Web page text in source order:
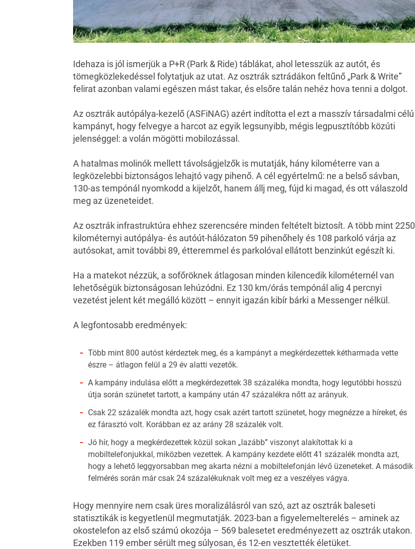
Idehaza is jól ismerjük a P+R (Park & Ride) táblákat, ahol letesszük az autót, és
tömegközlekedéssel folytatjuk az utat. Az osztrák sztrádákon feltűnő „Park & Write”
felirat azonban valami egészen mást takar, és elsőre talán nehéz hova tenni a dolgot.
Az osztrák autópálya-kezelő (ASFiNAG) azért indította el ezt a masszív társadalmi célú
kampányt, hogy felvegye a harcot az egyik legsunyibb, mégis legpusztítóbb közúti
jelenséggel: a volán mögötti mobilozással.
A hatalmas molinók mellett távolságjelzők is mutatják, hány kilométerre van a
legközelebbi biztonságos lehajtó vagy pihenő. A cél egyértelmű: ne a belső sávban,
130-as tempónál nyomkodd a kijelzőt, hanem állj meg, fújd ki magad, és ott válaszold
meg az üzeneteidet.
Az osztrák infrastruktúra ehhez szerencsére minden feltételt biztosít. A több mint 2250
kilométernyi autópálya- és autóút-hálózaton 59 pihenőhely és 108 parkoló várja az
autósokat, amit további 89, étteremmel és parkolóval ellátott benzinkút egészít ki.
Ha a matekot nézzük, a sofőröknek átlagosan minden kilencedik kilométernél van
lehetőségük biztonságosan lehúzódni. Ez 130 km/órás tempónál alig 4 percnyi
vezetést jelent két megálló között – ennyit igazán kibír bárki a Messenger nélkül.
A legfontosabb eredmények:
Több mint 800 autóst kérdeztek meg, és a kampányt a megkérdezettek kétharmada vette
észre – átlagon felül a 29 év alatti vezetők.
A kampány indulása előtt a megkérdezettek 38 százaléka mondta, hogy legutóbbi hosszú
útja során szünetet tartott, a kampány után 47 százalékra nőtt az arányuk.
Csak 22 százalék mondta azt, hogy csak azért tartott szünetet, hogy megnézze a híreket, és
ez fárasztó volt. Korábban ez az arány 28 százalék volt.
Jó hír, hogy a megkérdezettek közül sokan „lazább” viszonyt alakítottak ki a
mobiltelefonjukkal, miközben vezettek. A kampány kezdete előtt 41 százalék mondta azt,
hogy a lehető leggyorsabban meg akarta nézni a mobiltelefonján lévő üzeneteket. A második
felmérés során már csak 24 százalékuknak volt meg ez a veszélyes vágya.
Hogy mennyire nem csak üres moralizálásról van szó, azt az osztrák baleseti
statisztikák is kegyetlenül megmutatják. 2023-ban a figyelemelterelés – aminek az
okostelefon az első számú okozója – 569 balesetet eredményezett az osztrák utakon.
Ezekben 119 ember sérült meg súlyosan, és 12-en vesztették életüket.